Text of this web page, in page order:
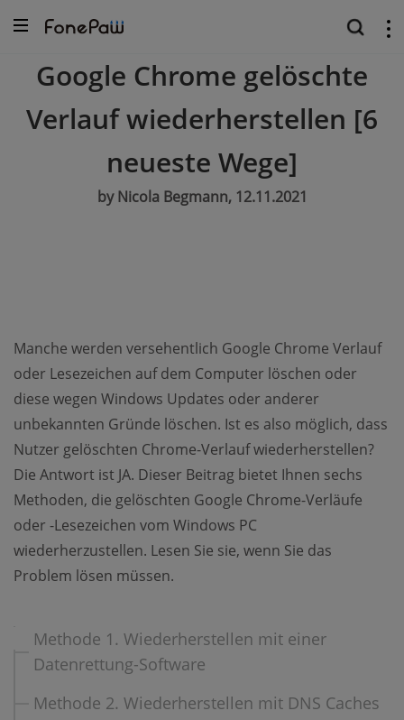
Google Chrome gelöschte
Verlauf wiederherstellen [6
neueste Wege]
by Nicola Begmann, 12.11.2021
Manche werden versehentlich Google Chrome Verlauf
oder Lesezeichen auf dem Computer löschen oder
diese wegen Windows Updates oder anderer
unbekannten Gründe löschen. Ist es also möglich, dass
Nutzer gelöschten Chrome-Verlauf wiederherstellen?
Die Antwort ist JA. Dieser Beitrag bietet Ihnen sechs
Methoden, die gelöschten Google Chrome-Verläufe
oder -Lesezeichen vom Windows PC
wiederherzustellen. Lesen Sie sie, wenn Sie das
Problem lösen müssen.
Methode 1. Wiederherstellen mit einer
Datenrettung-Software
Methode 2. Wiederherstellen mit DNS Caches